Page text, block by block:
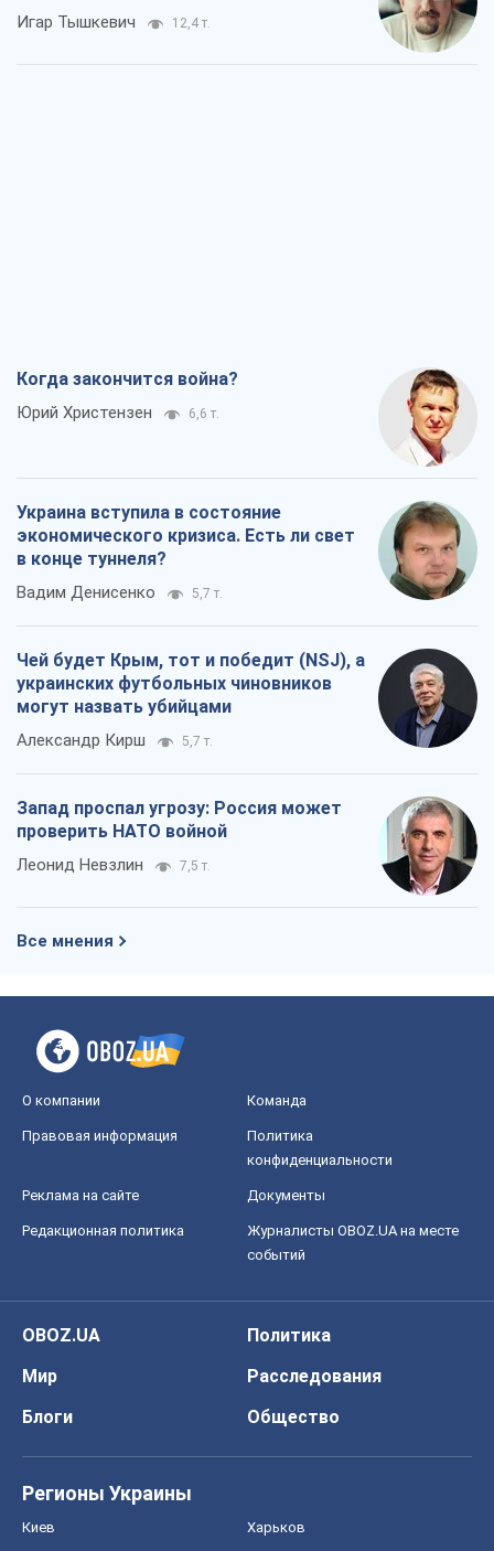
Игар Тышкевич 12,4 т.
Когда закончится война?
Юрий Христензен 6,6 т.
Украина вступила в состояние
экономического кризиса. Есть ли свет
в конце туннеля?
Вадим Денисенко 5,7 т.
Чей будет Крым, тот и победит (NSJ), а
украинских футбольных чиновников
могут назвать убийцами
Александр Кирш 5,7 т.
Запад проспал угрозу: Россия может
проверить НАТО войной
Леонид Невзлин 7,5 т.
Все мнения
О компании Команда
Правовая информация
Политика
конфиденциальности
Реклама на сайте Документы
Редакционная политика
Журналисты OBOZ.UA на месте
событий
OBOZ.UA
Политика
Мир
Расследования
Блоги
Общество
Регионы Украины
Киев Харьков